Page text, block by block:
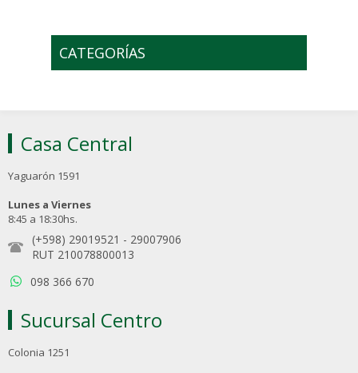
CATEGORÍAS
Casa Central
Yaguarón 1591
Lunes a Viernes
8:45 a 18:30hs.
(+598) 29019521 - 29007906
RUT 210078800013
098 366 670
Sucursal Centro
Colonia 1251